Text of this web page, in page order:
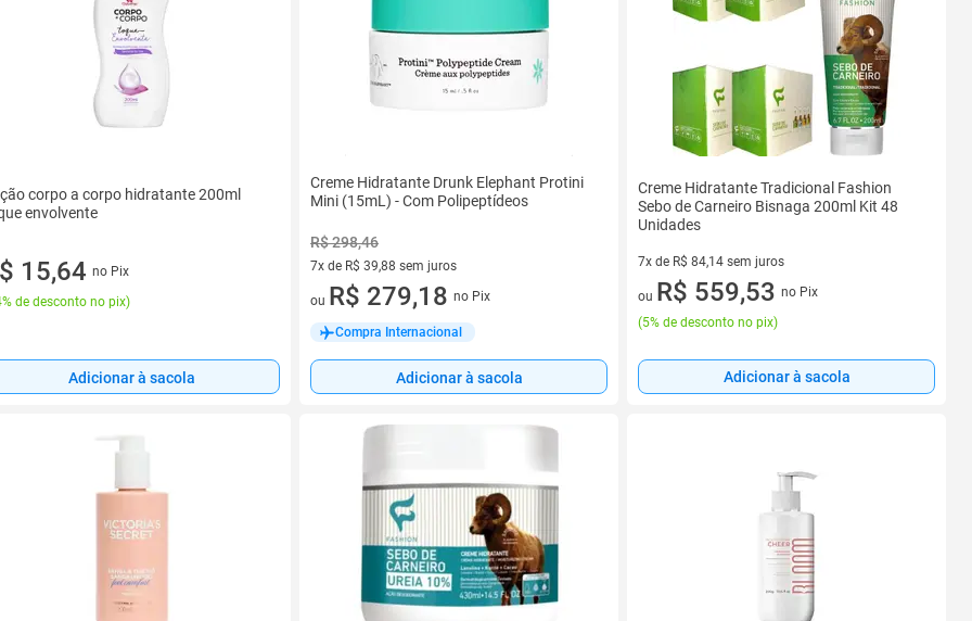
corpo a corpo hidratante 200ml
envolvente
15,64 no Pix
de desconto no pix)
Adicionar à sacola
Creme Hidratante Drunk Elephant Protini
Mini (15mL) - Com Polipeptídeos
R$ 298,46
7x de R$ 39,88 sem juros
7 vez de R$ 39,88 sem juros
ou R$ 279,18 no Pix
Compra Internacional
Adicionar à sacola
Creme Hidratante Tradicional Fashion
Sebo de Carneiro Bisnaga 200ml Kit 48
Unidades
7x de R$ 84,14 sem juros
7 vez de R$ 84,14 sem juros
ou R$ 559,53 no Pix
(5% de desconto no pix)
Adicionar à sacola